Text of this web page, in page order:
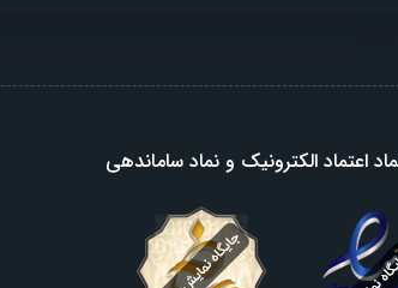
اعتماد الکترونیک و نماد ساماندهی